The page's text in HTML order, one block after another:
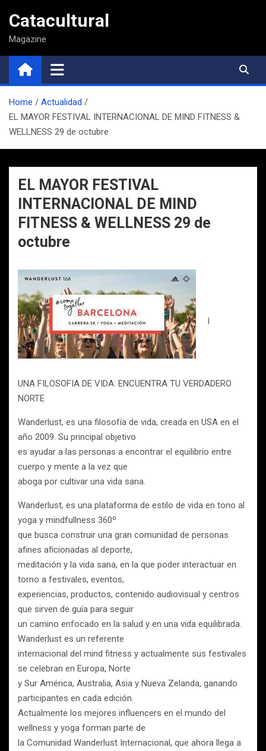
contenido
Catacultural
Magazine
Home
Actualidad
EL MAYOR FESTIVAL INTERNACIONAL DE MIND FITNESS &
WELLNESS 29 de octubre
EL MAYOR FESTIVAL
INTERNACIONAL DE MIND
FITNESS & WELLNESS 29 de
octubre
l
UNA FILOSOFIA DE VIDA: ENCUENTRA TU VERDADERO
NORTE
Wanderlust, es una filosofía de vida, creada en USA en el
año 2009. Su principal objetivo
es ayudar a las personas a encontrar el equilibrio entre
cuerpo y mente a la vez que
aboga por cultivar una vida sana.
Wanderlust, es una plataforma de estilo de vida en tono al
yoga y mindfullness 360º
que busca construir una gran comunidad de personas
afines aficionadas al deporte,
meditación y la vida sana, en la que poder interactuar en
torno a festivales, eventos,
experiencias, productos, contenido audiovisual y centros
que sirven de guía para seguir
un camino enfocado en la salud y en una vida equilibrada.
Wanderlust es un referente
internacional del mind fitness y actualmente sus festivales
se celebran en Europa, Norte
y Sur América, Australia, Asia y Nueva Zelanda, ganando
participantes en cada edición.
Actualmente los mejores influencers en el mundo del
wellness y yoga forman parte de
la Comunidad Wanderlust Internacional, que ahora llega a